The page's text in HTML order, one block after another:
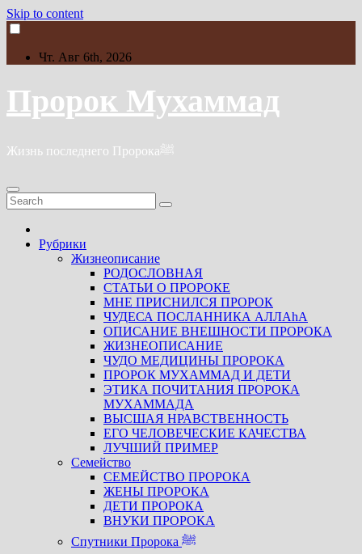
Skip to content
Чт. Авг 6th, 2026
Пророк Мухаммад
Жизнь последнего Пророкаﷺ
Рубрики
Жизнеописание
РОДОСЛОВНАЯ
СТАТЬИ О ПРОРОКЕ
МНЕ ПРИСНИЛСЯ ПРОРОК
ЧУДЕСА ПОСЛАННИКА АЛЛАhА
ОПИСАНИЕ ВНЕШНОСТИ ПРОРОКА
ЖИЗНЕОПИСАНИЕ
ЧУДО МЕДИЦИНЫ ПРОРОКА
ПРОРОК МУХАММАД И ДЕТИ
ЭТИКА ПОЧИТАНИЯ ПРОРОКА
МУХАММАДА
ВЫСШАЯ НРАВСТВЕННОСТЬ
ЕГО ЧЕЛОВЕЧЕСКИЕ КАЧЕСТВА
ЛУЧШИЙ ПРИМЕР
Семейство
СЕМЕЙСТВО ПРОРОКА
ЖЕНЫ ПРОРОКА
ДЕТИ ПРОРОКА
ВНУКИ ПРОРОКА
Спутники Пророка ﷺ